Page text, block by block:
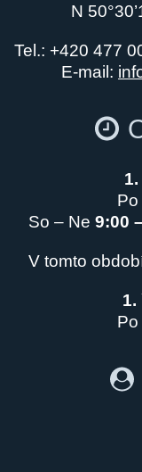
N
Tel.: +420 477
E-mail:
Po
So – Ne 9:00
V tomto
1.
Po